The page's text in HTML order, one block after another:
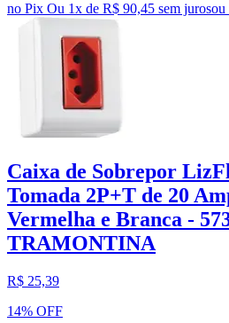
no Pix Ou 1x de R$ 90,45 sem jurosou
Caixa de Sobrepor
Tomada 2P+T de 20
Vermelha e Branca -
TRAMONTINA
R$ 25,39
14% OFF